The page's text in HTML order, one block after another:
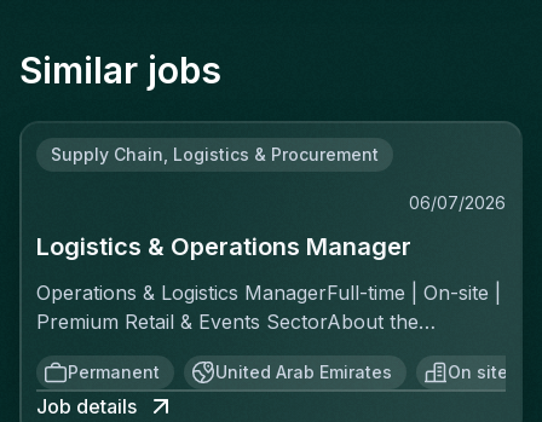
Similar jobs
Supply Chain, Logistics & Procurement
06/07/2026
Logistics & Operations Manager
Operations & Logistics ManagerFull-time | On-site |
Premium Retail & Events SectorAbout the
RoleYou'll own the complete logistics chain for a
fast-moving, asset-light operation across two
distinct channels: ecommerce fulfillment and
Permanent United Arab Emirates On site
Job details